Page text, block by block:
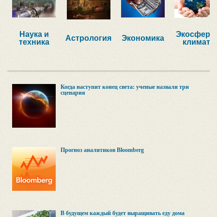
Наука и
техника
Астрология Экономика
Экосфера,
климат
Когда наступит конец света: ученые назвали три
сценария
Прогноз аналитиков Bloomberg
В будущем каждый будет выращивать еду дома